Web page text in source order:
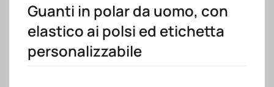
Guanti in polar da uomo, con
elastico ai polsi ed etichetta
personalizzabile